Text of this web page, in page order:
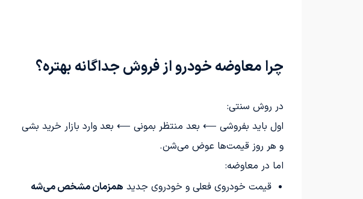
چرا معاوضه خودرو از فروش جداگانه بهتره؟
در روش سنتی:
اول باید بفروشی ⟵ بعد منتظر بمونی ⟵ بعد وارد بازار خرید بشی
و هر روز قیمت‌ها عوض می‌شن.
اما در معاوضه:
قیمت خودروی فعلی و خودروی جدید همزمان مشخص می‌شه